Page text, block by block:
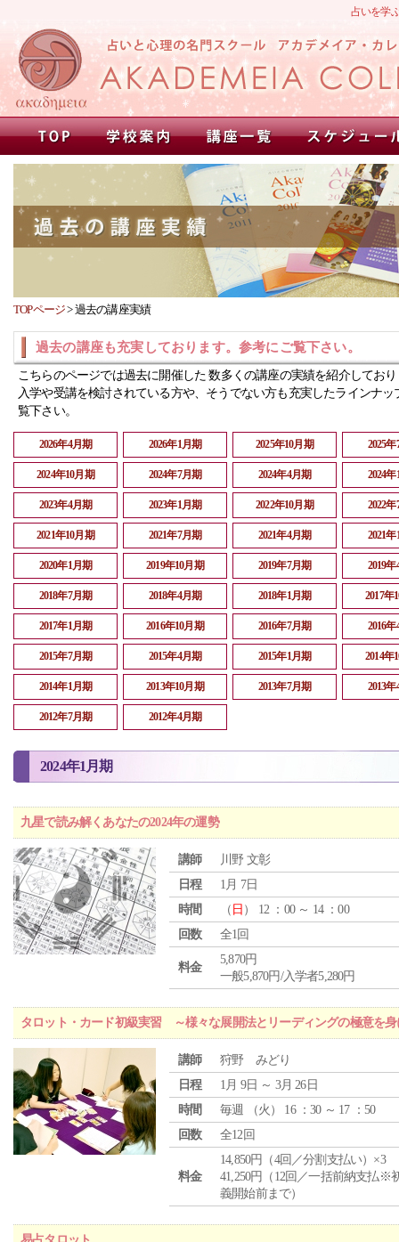
占いを学
TOPページ>過去の講座実績
過去の講座も充実しております。参考にご覧下さい。
こちらのページでは過去に開催した 数多くの講座の実績を紹介してお
入学や受講を検討されている方や、そうでない方も充実したラインナッ
覧下さい。
2026年4月期 2026年1月期 2025年10月期 2025
2024年10月期 2024年7月期 2024年4月期 2024
2023年4月期 2023年1月期 2022年10月期 2022
2021年10月期 2021年7月期 2021年4月期 2021
2020年1月期 2019年10月期 2019年7月期 2019
2018年7月期 2018年4月期 2018年1月期 2017年
2017年1月期 2016年10月期 2016年7月期 2016
2015年7月期 2015年4月期 2015年1月期 2014年
2014年1月期 2013年10月期 2013年7月期 2013
2012年7月期 2012年4月期
2024年1月期
九星で読み解くあなたの2024年の運勢
講師
川野 文彰
日程
1月 7日
時間
（ 日 ） 12 ：00 ～ 14 ：00
回数
全1回
料金
5,870円
一般5,870円/入学者5,280円
タロット・カード初級実習 ～様々な展開法とリーディングの極意を身
講師
狩野 みどり
日程
1月 9日 ～ 3月 26日
時間
毎週 （火 ） 16 ：30 ～ 17 ：50
回数
全12回
料金
14,850円（4回／分割支払い）×3
41,250円（12回／一括前納支払※
義開始前まで）